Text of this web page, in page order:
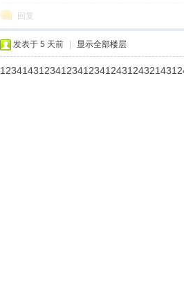
回复
发表于 5 天前 显示全部楼层